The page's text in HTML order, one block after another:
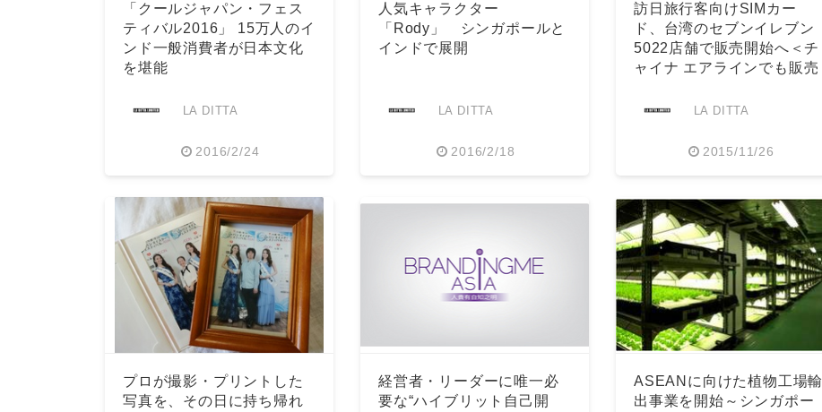
「クールジャパン・フェス
ティバル2016」 15万人のイ
ンド一般消費者が日本文化
を堪能
LA DITTA
2016/2/24
人気キャラクター
「Rody」 シンガポールと
インドで展開
LA DITTA
2016/2/18
訪日旅行客向けSIMカー
ド、台湾のセブンイレブン
5022店舗で販売開始へ＜チ
ャイナ エアラインでも販売
LA DITTA
2015/11/26
プロが撮影・プリントした
写真を、その日に持ち帰れ
経営者・リーダーに唯一必
要な“ハイブリット自己開
ASEANに向けた植物工場輸
出事業を開始～シンガポー